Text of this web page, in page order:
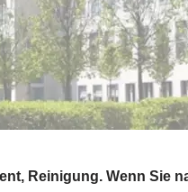
Reinigung. Wenn Sie